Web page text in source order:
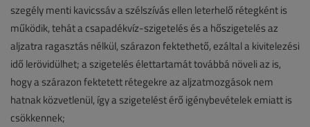
szegély menti kavicssáv a szélszívás ellen leterhelő rétegként is
működik, tehát a csapadékvíz-szigetelés és a hőszigetelés az
aljzatra ragasztás nélkül, szárazon fektethető, ezáltal a kivitelezési
idő lerövidülhet; a szigetelés élettartamát továbbá növeli az is,
hogy a szárazon fektetett rétegekre az aljzatmozgások nem
hatnak közvetlenül, így a szigetelést érő igénybevételek emiatt is
csökkennek;